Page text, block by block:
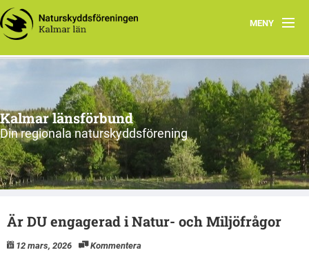
MENY
Hem
Om oss och vår förening
Styrelsen 2026
Protokoll
Natur i Kalmar län
Kalmar länsförbund
Din regionala naturskyddsförening
Är DU engagerad i Natur- och Miljöfrågor
12 mars, 2026 Kommentera